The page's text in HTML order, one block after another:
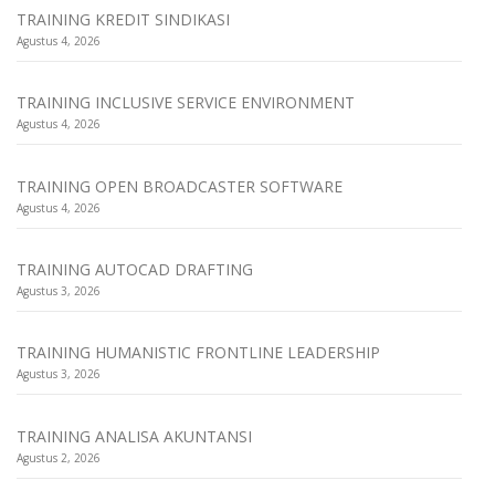
TRAINING KREDIT SINDIKASI
Agustus 4, 2026
TRAINING INCLUSIVE SERVICE ENVIRONMENT
Agustus 4, 2026
TRAINING OPEN BROADCASTER SOFTWARE
Agustus 4, 2026
TRAINING AUTOCAD DRAFTING
Agustus 3, 2026
TRAINING HUMANISTIC FRONTLINE LEADERSHIP
Agustus 3, 2026
TRAINING ANALISA AKUNTANSI
Agustus 2, 2026